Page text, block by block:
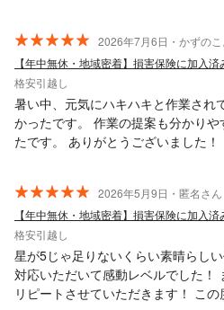
2026年7月6日・かずの
【年中無休・地域密着】損害保険に加入
格安引越し
暑い中、元気にハキハキと作業され
かったです。 作業の提案も分かり
たです。 ありがとうございました！
2026年5月9日・匿名さん
【年中無休・地域密着】損害保険に加入
格安引越し
星が5じゃ足りないくらい素晴らし
対応いただいて感動レベルでした！
リピートさせていただきます！ こ